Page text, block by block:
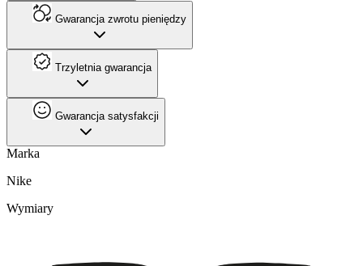
Gwarancja zwrotu pieniędzy
Trzyletnia gwarancja
Gwarancja satysfakcji
Marka
Nike
Wymiary